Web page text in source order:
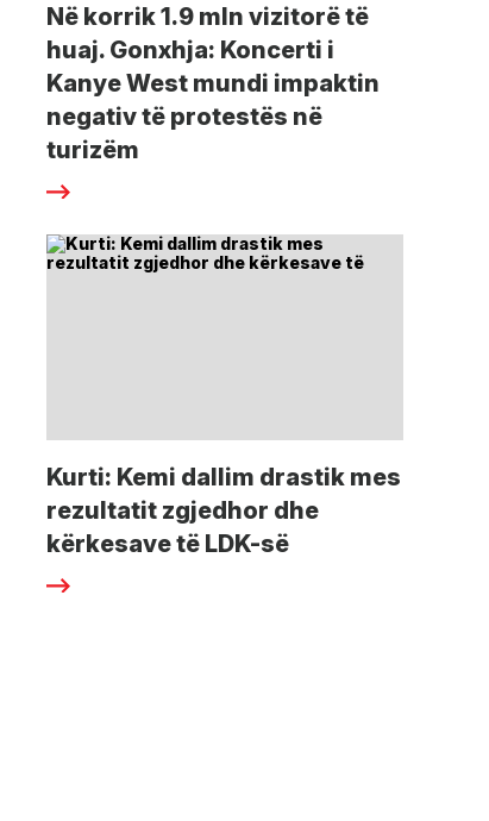
Në korrik 1.9 mln vizitorë të
huaj. Gonxhja: Koncerti i
Kanye West mundi impaktin
negativ të protestës në
turizëm
Kurti: Kemi dallim drastik mes
rezultatit zgjedhor dhe
kërkesave të LDK-së